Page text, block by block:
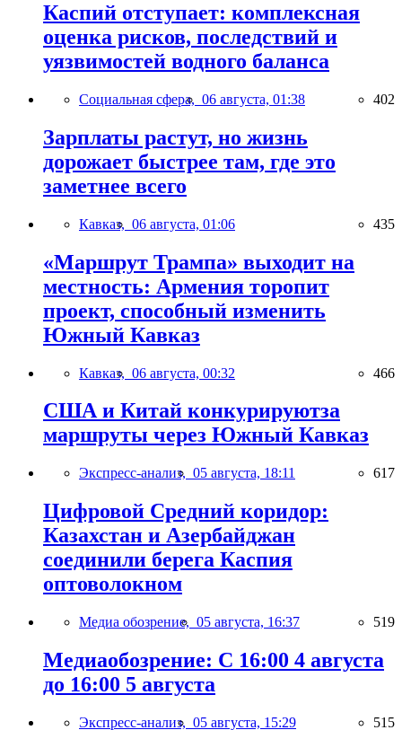
Каспий отступает: комплексная
оценка рисков, последствий и
уязвимостей водного баланса
Социальная сфера, 06 августа, 01:38 402
Зарплаты растут, но жизнь
дорожает быстрее там, где это
заметнее всего
Кавказ, 06 августа, 01:06 435
«Маршрут Трампа» выходит на
местность: Армения торопит
проект, способный изменить
Южный Кавказ
Кавказ, 06 августа, 00:32 466
США и Китай конкурируютза
маршруты через Южный Кавказ
Экспресс-анализ, 05 августа, 18:11 617
Цифровой Средний коридор:
Казахстан и Азербайджан
соединили берега Каспия
оптоволокном
Медиа обозрение, 05 августа, 16:37 519
Медиаобозрение: С 16:00 4 августа
до 16:00 5 августа
Экспресс-анализ, 05 августа, 15:29 515